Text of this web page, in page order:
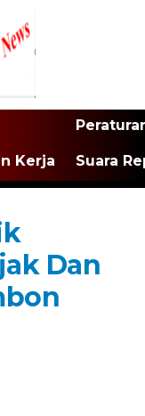
Kerja Suara
Dan